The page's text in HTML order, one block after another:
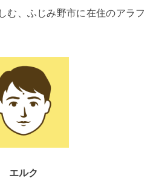
む、ふじみ野市に在住のアラフ
エルク